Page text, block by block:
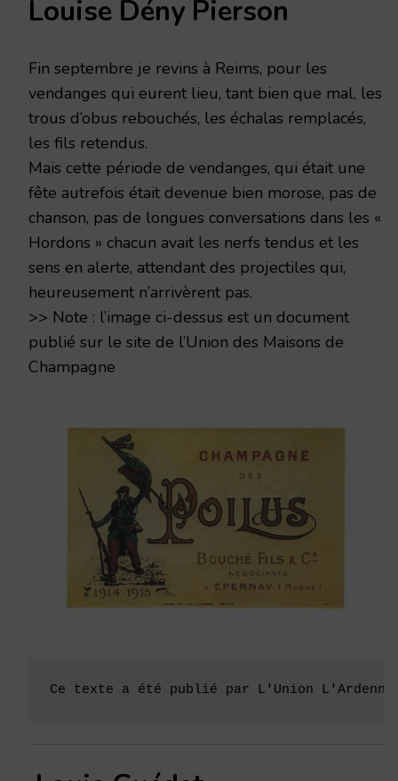
SEPTEMBRE
1917
Louise Dény Pierson
Fin septembre je revins à Reims, pour les
vendanges qui eurent lieu, tant bien que mal, les
trous d’obus rebouchés, les échalas remplacés,
les fils retendus.
Mais cette période de vendanges, qui était une
fête autrefois était devenue bien morose, pas de
chanson, pas de longues conversations dans les «
Hordons » chacun avait les nerfs tendus et les
sens en alerte, attendant des projectiles qui,
heureusement n’arrivèrent pas.
>> Note : l’image ci-dessus est un document
publié sur le site de l’Union des Maisons de
Champagne
Ce texte a été publié par L'Union